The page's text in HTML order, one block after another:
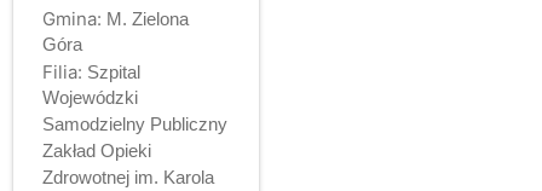
Gmina: M. Zielona
Góra
Filia: Szpital
Wojewódzki
Samodzielny Publiczny
Zakład Opieki
Zdrowotnej im. Karola